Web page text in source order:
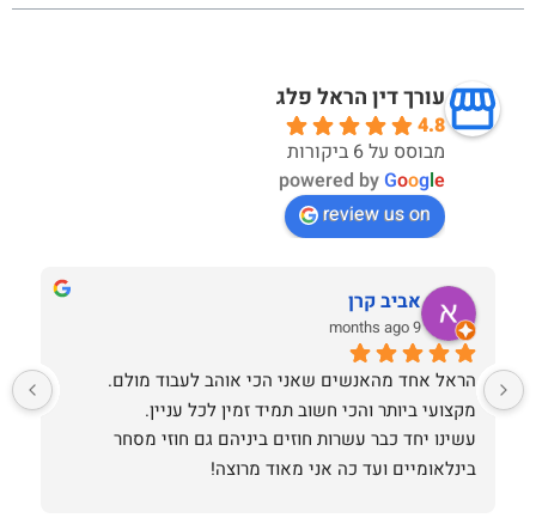
עורך דין הראל פלג
4.8
מבוסס על 6 ביקורות
powered byGoogle
review us on
אביב קרן
9 months ago
הראל אחד מהאנשים שאני הכי אוהב לעבוד מולם.
מקצועי ביותר והכי חשוב תמיד זמין לכל עניין.
בינלאומיים ועד כה אני מאוד מרוצה!